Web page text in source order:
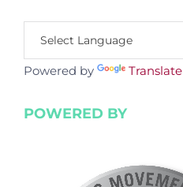
Powered by Translate
POWERED BY